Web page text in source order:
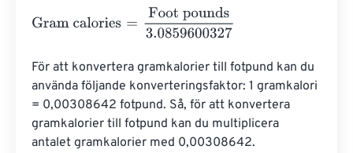
Gram calories Foot pounds3.0859600327
För att konvertera gramkalorier till fotpund kan du
använda följande konverteringsfaktor: 1 gramkalori
= 0,00308642 fotpund. Så, för att konvertera
gramkalorier till fotpund kan du multiplicera
antalet gramkalorier med 0,00308642.